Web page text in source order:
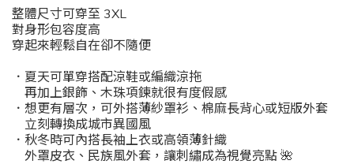
整體尺寸可穿至 3XL
對身形包容度高
穿起來輕鬆自在卻不隨便
．夏天可單穿搭配涼鞋或編織涼拖
再加上銀飾、木珠項鍊就很有度假感
． 想更有層次，可外搭薄紗罩衫、棉麻長背心或短版外套
立刻轉換成城市異國風
． 秋冬時可內搭長袖上衣或高領薄針織
外罩皮衣、民族風外套，讓刺繡成為視覺亮點 🌺